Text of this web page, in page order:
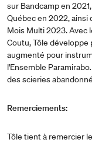
sur Bandcamp en
Québec en 2022, ainsi
Mois Multi 2023. Avec
Coutu, Tôle
augmenté pour
l'Ensemble Paramirabo.
des scieries
Remerciements:
Tôle tient à remercier